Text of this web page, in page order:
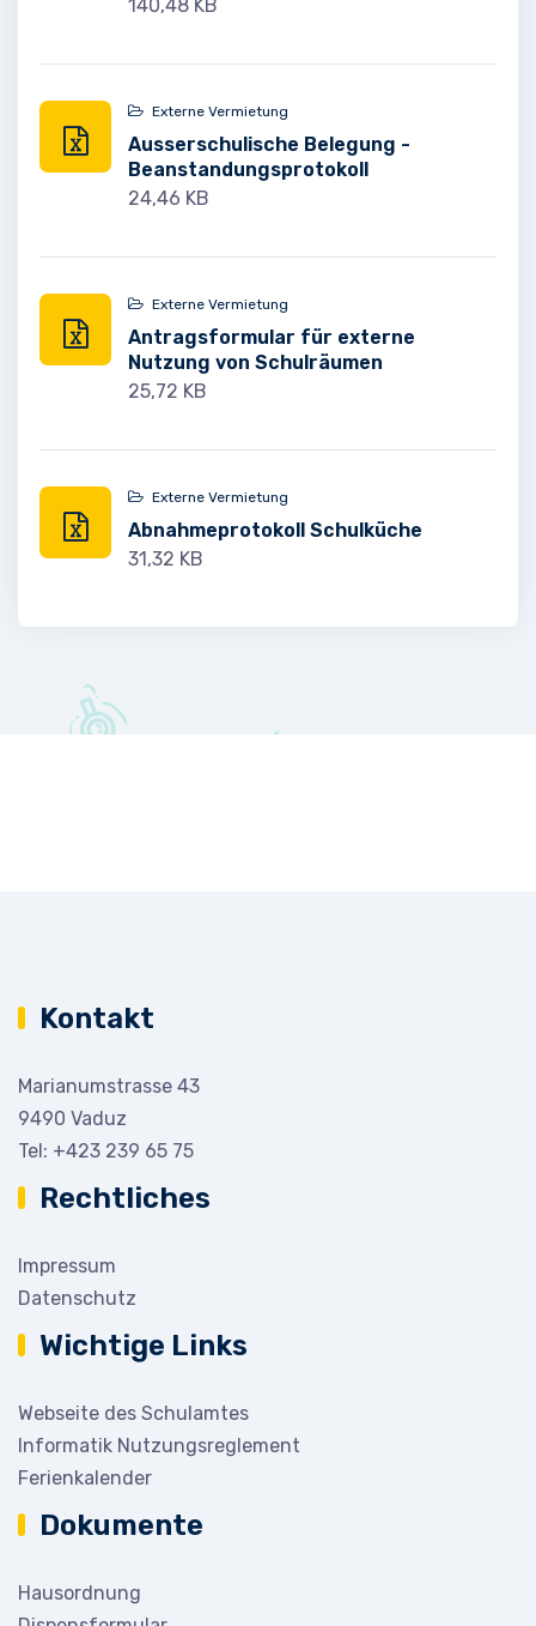
140,48 KB
Externe Vermietung
Ausserschulische Belegung -
Beanstandungsprotokoll
24,46 KB
Externe Vermietung
Antragsformular für externe
Nutzung von Schulräumen
25,72 KB
Externe Vermietung
Abnahmeprotokoll Schulküche
31,32 KB
Kontakt
Marianumstrasse 43
9490 Vaduz
Tel: +423 239 65 75
Rechtliches
Impressum
Datenschutz
Wichtige Links
Webseite des Schulamtes
Informatik Nutzungsreglement
Ferienkalender
Dokumente
Hausordnung